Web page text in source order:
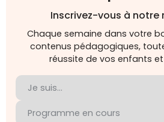
Inscrivez-vous à notre
Chaque semaine dans votre
contenus pédagogiques,
réussite de vos enfants et